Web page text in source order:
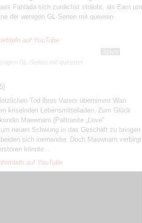
Fahlada sich zunächst sträubt, als Earn um
der wenigen GL-Serien mit queeren
auf YouTube
3plus
GL-Serien mit queeren
Tod ihres Vaters übernimmt Wan
kriselnden Lebensmittelladen. Zum Glück
Maewnam (Pattranite „Love“
neuen Schwung in das Geschäft zu bringen
sich ineinander. Doch Maewnam verbirgt
könnte…
auf YouTube